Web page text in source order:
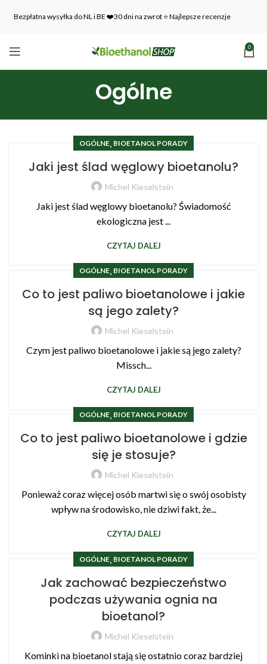
Bezpłatna wysyłka do NL i BE ❤️30 dni na zwrot ⭐ Najlepsze recenzje
0
Ogólne
OGÓLNE, BIOETANOL PORADY
Jaki jest ślad węglowy bioetanolu?
Michel Kieselstein
Jaki jest ślad węglowy bioetanolu? Świadomość
ekologiczna jest ...
CZYTAJ DALEJ
OGÓLNE, BIOETANOL PORADY
Co to jest paliwo bioetanolowe i jakie
są jego zalety?
Michel Kieselstein
Czym jest paliwo bioetanolowe i jakie są jego zalety?
Missch...
CZYTAJ DALEJ
OGÓLNE, BIOETANOL PORADY
Co to jest paliwo bioetanolowe i gdzie
się je stosuje?
Michel Kieselstein
Ponieważ coraz więcej osób martwi się o swój osobisty
wpływ na środowisko, nie dziwi fakt, że...
CZYTAJ DALEJ
OGÓLNE, BIOETANOL PORADY
Jak zachować bezpieczeństwo
podczas używania ognia na
bioetanol?
Michel Kieselstein
Kominki na bioetanol stają się ostatnio coraz bardziej